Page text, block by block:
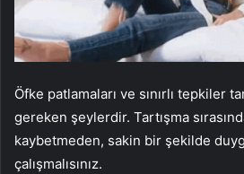
Öfke patlamaları ve sınırlı tepkiler
gereken şeylerdir. Tartışma
kaybetmeden, sakin bir şekilde
çalışmalısınız.